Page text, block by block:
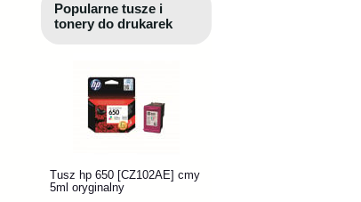
Popularne tusze i
tonery do drukarek
Tusz hp 650 [CZ102AE] cmy
5ml oryginalny